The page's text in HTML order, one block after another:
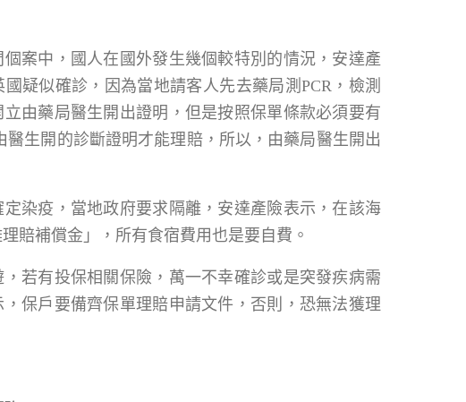
案中，國人在國外發生幾個較特別的情況，安達產
疑似確診，因為當地請客人先去藥局測PCR，檢測
由藥局醫生開出證明，但是按照保單條款必須要有
醫生開的診斷證明才能理賠，所以，由藥局醫生開出
染疫，當地政府要求隔離，安達產險表示，在該海
賠補償金」，所有食宿費用也是要自費。
若有投保相關保險，萬一不幸確診或是突發疾病需
保戶要備齊保單理賠申請文件，否則，恐無法獲理